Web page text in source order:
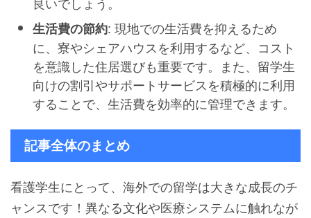
生活費の節約: 現地での生活費を抑えるため
に、寮やシェアハウスを利用するなど、コスト
を意識した住居選びも重要です。また、留学生
向けの割引やサポートサービスを積極的に利用
することで、生活費を効率的に管理できます。
記事全体のまとめ
看護学生にとって、海外での留学は大きな成長のチ
ャンスです！異なる文化や医療システムに触れなが